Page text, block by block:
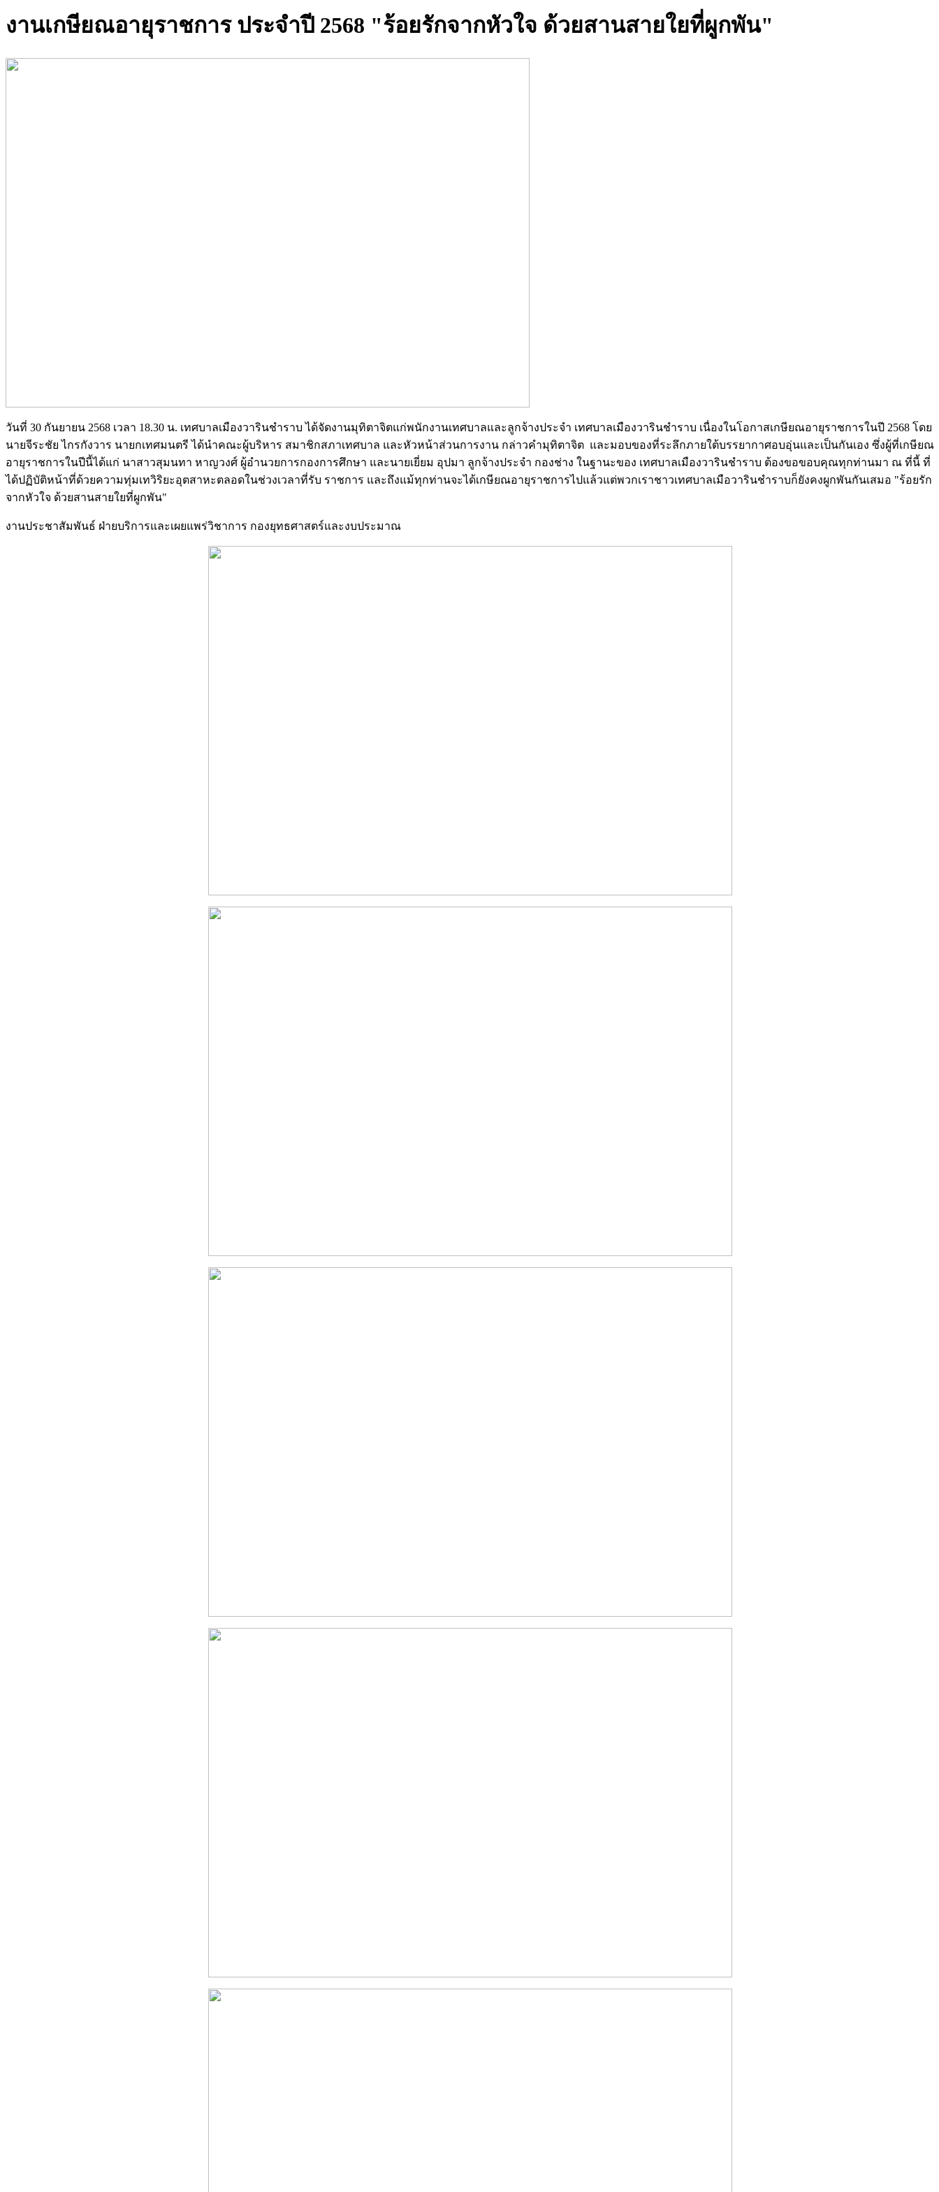
งานเกษียณอายุราชการ ประจำปี 2568 "ร้อยรักจากหัวใจ ด้วยสานสายใยที่ผูกพัน"
วันที่ 30 กันยายน 2568 เวลา 18.30 น. เทศบาลเมืองวารินชำราบ ได้จัดงานมุทิตาจิตแก่พนักงานเทศบาลและลูกจ้างประจำ เทศบาลเมืองวารินชำราบ เนื่องในโอกาสเกษียณอายุราชการในปี 2568 โดย
นายจีระชัย ไกรกังวาร นายกเทศมนตรี ได้นำคณะผู้บริหาร สมาชิกสภาเทศบาล และหัวหน้าส่วนการงาน กล่าวคำมุทิตาจิต และมอบของที่ระลึกภายใต้บรรยากาศอบอุ่นและเป็นกันเอง ซึ่งผู้ที่เกษียณ
อายุราชการในปีนี้ได้แก่ นาสาวสุมนทา หาญวงศ์ ผู้อำนวยการกองการศึกษา และนายเยี่ยม อุปมา ลูกจ้างประจำ กองช่าง ในฐานะของ เทศบาลเมืองวารินชำราบ ต้องขอขอบคุณทุกท่านมา ณ ที่นี้ ที่
ได้ปฏิบัติหน้าที่ด้วยความทุ่มเทวิริยะอุตสาหะตลอดในช่วงเวลาที่รับ ราชการ และถึงแม้ทุกท่านจะได้เกษียณอายุราชการไปแล้วแต่พวกเราชาวเทศบาลเมือวารินชำราบก็ยังคงผูกพันกันเสมอ "ร้อยรัก
จากหัวใจ ด้วยสานสายใยที่ผูกพัน"
งานประชาสัมพันธ์ ฝ่ายบริการและเผยแพร่วิชาการ กองยุทธศาสตร์และงบประมาณ